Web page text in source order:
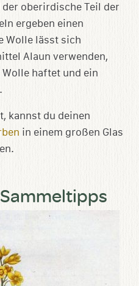
oberirdische Teil der
ergeben einen
Wolle lässt sich
Alaun verwenden,
haftet und ein
kannst du deinen
in einem großen Glas